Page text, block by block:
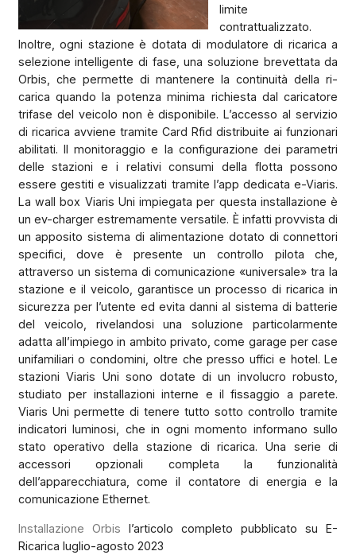
limite
contrattualizzato.
Inoltre, ogni stazione è dotata di modulatore di ricarica a
selezione intelligente di fase, una soluzione brevettata da
Orbis, che permette di mantenere la continuità della ri-
carica quando la potenza minima richiesta dal caricatore
trifase del veicolo non è disponibile. L’accesso al servizio
di ricarica avviene tramite Card Rfid distribuite ai funzionari
abilitati. Il monitoraggio e la configurazione dei parametri
delle stazioni e i relativi consumi della flotta possono
essere gestiti e visualizzati tramite l’app dedicata e-Viaris.
La wall box Viaris Uni impiegata per questa installazione è
un ev-charger estremamente versatile. È infatti provvista di
un apposito sistema di alimentazione dotato di connettori
specifici, dove è presente un controllo pilota che,
attraverso un sistema di comunicazione «universale» tra la
stazione e il veicolo, garantisce un processo di ricarica in
sicurezza per l’utente ed evita danni al sistema di batterie
del veicolo, rivelandosi una soluzione particolarmente
adatta all’impiego in ambito privato, come garage per case
unifamiliari o condomini, oltre che presso uffici e hotel. Le
stazioni Viaris Uni sono dotate di un involucro robusto,
studiato per installazioni interne e il fissaggio a parete.
Viaris Uni permette di tenere tutto sotto controllo tramite
indicatori luminosi, che in ogni momento informano sullo
stato operativo della stazione di ricarica. Una serie di
accessori opzionali completa la funzionalità
dell’apparecchiatura, come il contatore di energia e la
comunicazione Ethernet.
Installazione Orbis l’articolo completo pubblicato su E-
Ricarica luglio-agosto 2023